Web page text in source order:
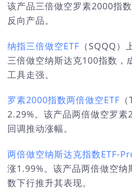
该产品三倍做空罗素2000指
反向产品。
纳指三倍做空ETF （SQQQ
三倍做空纳斯达克100指数，
工具走强。
罗素2000指数两倍做空ETF
2.29%。该产品两倍做空罗素
回调推动涨幅。
两倍做空纳斯达克指数ETF-
涨1.99%。该产品两倍做空纳
数下行推升其表现。